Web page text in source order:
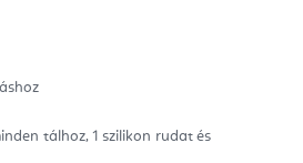
tálhoz, 1 szilikon rudat és